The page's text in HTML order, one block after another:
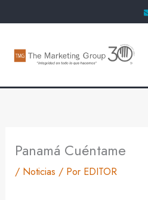
Panamá Cuéntame
/ Noticias / Por EDITOR